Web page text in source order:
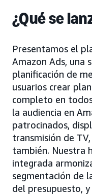
¿Qué se
Presentamos el
Amazon Ads, una
planificación de
usuarios crear
completo en
la audiencia en
patrocinados,
transmisión de
también. Nuestra
integrada
segmentación de
del presupuesto,